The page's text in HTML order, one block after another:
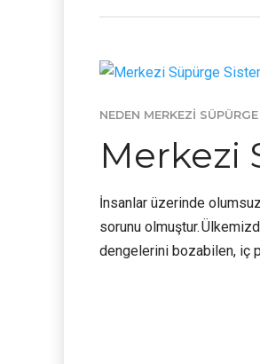
NEDEN MERKEZI SÜPÜRGE
Merkezi
İnsanlar üzerinde
sorunu olmuştur.
dengelerini bozabilen, iç